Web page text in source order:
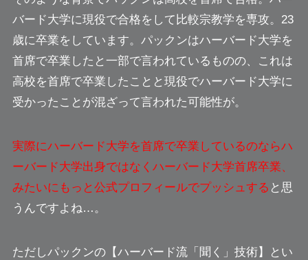
バード大学に現役で合格をして比較宗教学を専攻。23
歳に卒業をしています。パックンはハーバード大学を
首席で卒業したと一部で言われているものの、これは
高校を首席で卒業したことと現役でハーバード大学に
受かったことが混ざって言われた可能性が。
実際にハーバード大学を首席で卒業しているのならハ
ーバード大学出身ではなくハーバード大学首席卒業、
みたいにもっと公式プロフィールでプッシュする と思
うんですよね…。
ただしパックンの【ハーバード流「聞く」技術】とい